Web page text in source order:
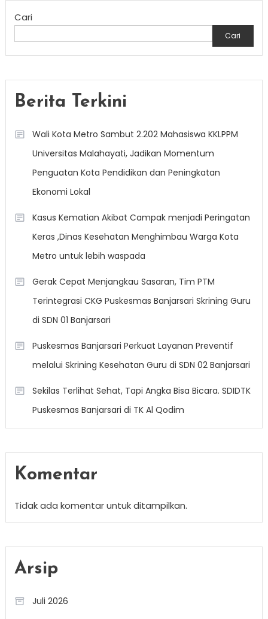
Cari
Cari
Berita Terkini
Wali Kota Metro Sambut 2.202 Mahasiswa KKLPPM
Universitas Malahayati, Jadikan Momentum
Penguatan Kota Pendidikan dan Peningkatan
Ekonomi Lokal
Kasus Kematian Akibat Campak menjadi Peringatan
Keras ,Dinas Kesehatan Menghimbau Warga Kota
Metro untuk lebih waspada
Gerak Cepat Menjangkau Sasaran, Tim PTM
Terintegrasi CKG Puskesmas Banjarsari Skrining Guru
di SDN 01 Banjarsari
Puskesmas Banjarsari Perkuat Layanan Preventif
melalui Skrining Kesehatan Guru di SDN 02 Banjarsari
Sekilas Terlihat Sehat, Tapi Angka Bisa Bicara. SDIDTK
Puskesmas Banjarsari di TK Al Qodim
Komentar
Tidak ada komentar untuk ditampilkan.
Arsip
Juli 2026